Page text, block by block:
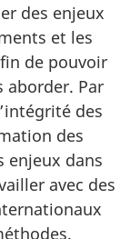
des enjeux
et les
de pouvoir
aborder. Par
des
des
enjeux dans
avec des